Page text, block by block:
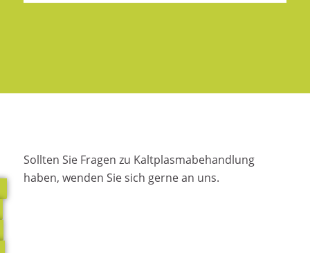
Sollten Sie Fragen zu Kaltplasmabehandlung
haben, wenden Sie sich gerne an uns.